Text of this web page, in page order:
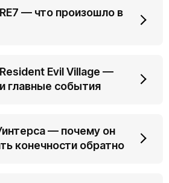
— что произошло в
Evil Village —
главные события
— почему он
конечности обратно